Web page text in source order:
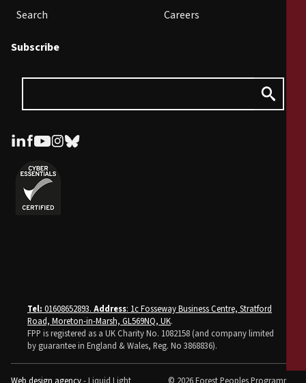
Search
Careers
Subscribe
Tel: 01608652893. Address: 1c Fosseway Business Centre, Stratford
Road, Moreton-in-Marsh, GL569NQ, UK.
FPP is registered as a UK Charity No. 1082158 (and company limited
by guarantee in England & Wales, Reg. No 3868836).